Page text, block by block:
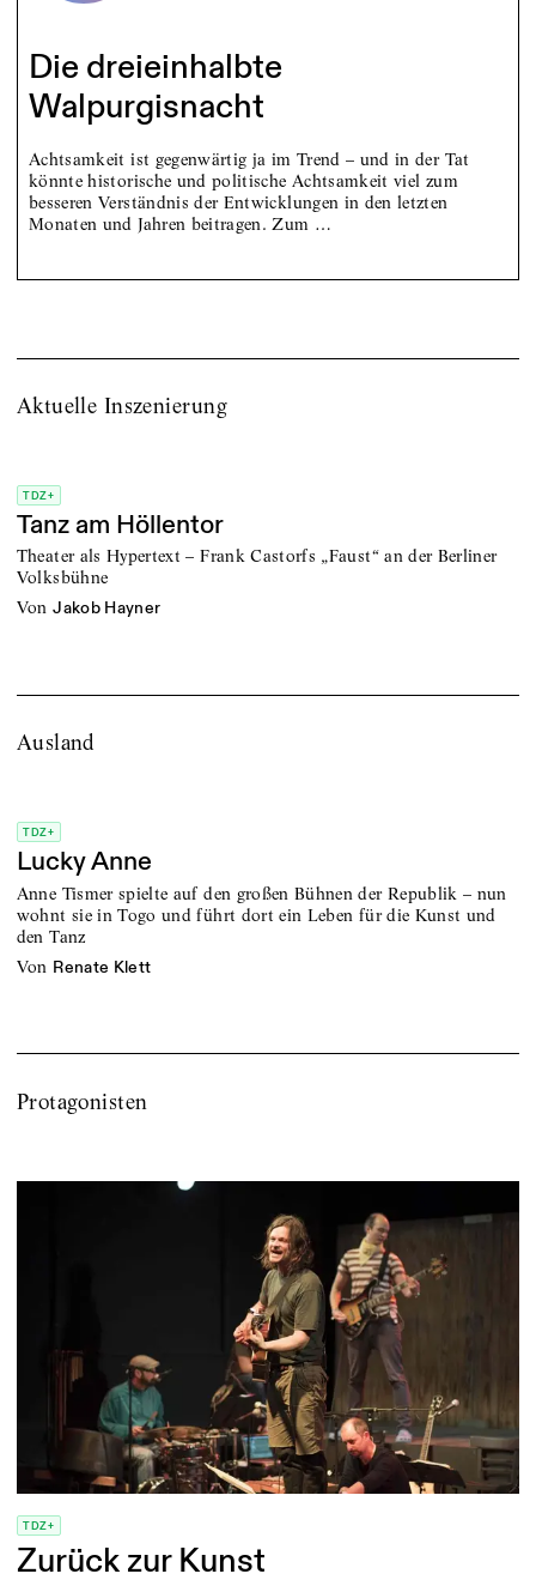
Die dreieinhalbte
Walpurgisnacht
Achtsamkeit ist gegenwärtig ja im Trend – und in der Tat
könnte historische und politische Achtsamkeit viel zum
besseren Verständnis der Entwicklungen in den letzten
Monaten und Jahren beitragen. Zum …
Aktuelle Inszenierung
TDZ+
Tanz am Höllentor
Theater als Hypertext – Frank Castorfs „Faust“ an der Berliner
Volksbühne
von Jakob Hayner
Ausland
TDZ+
Lucky Anne
Anne Tismer spielte auf den großen Bühnen der Republik – nun
wohnt sie in Togo und führt dort ein Leben für die Kunst und
den Tanz
von Renate Klett
Protagonisten
TDZ+
Zurück zur Kunst